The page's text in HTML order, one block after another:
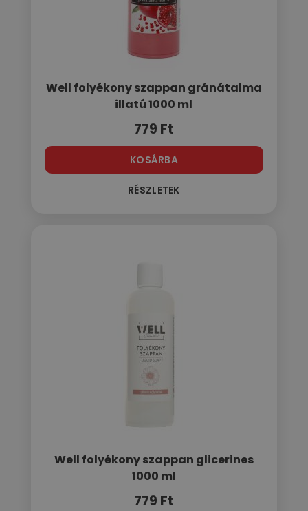
Well folyékony szappan gránátalma
illatú 1000 ml
779 Ft
KOSÁRBA
RÉSZLETEK
Well folyékony szappan glicerines
1000 ml
779 Ft